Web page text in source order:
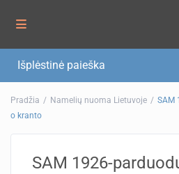
Išplėstinė paieška
Pradžia Namelių nuoma Lietuvoje
SAM
o kranto
SAM 1926-